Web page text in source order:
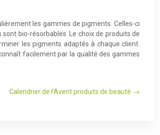
les gammes de pigments. Celles-ci
bio-résorbables. Le choix de produits de
les pigments adaptés à chaque client.
facilement par la qualité des gammes
Calendrier de l’Avent produits de beauté